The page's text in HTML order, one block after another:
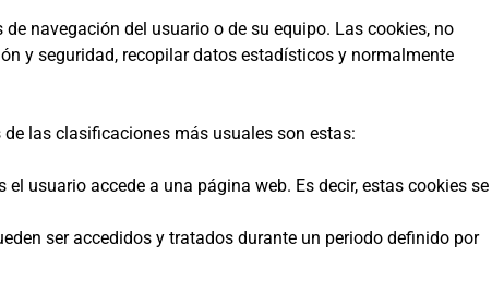
navegación del usuario o de su equipo. Las cookies, no
y seguridad, recopilar datos estadísticos y normalmente
las clasificaciones más usuales son estas:
usuario accede a una página web. Es decir, estas cookies se
ser accedidos y tratados durante un periodo definido por